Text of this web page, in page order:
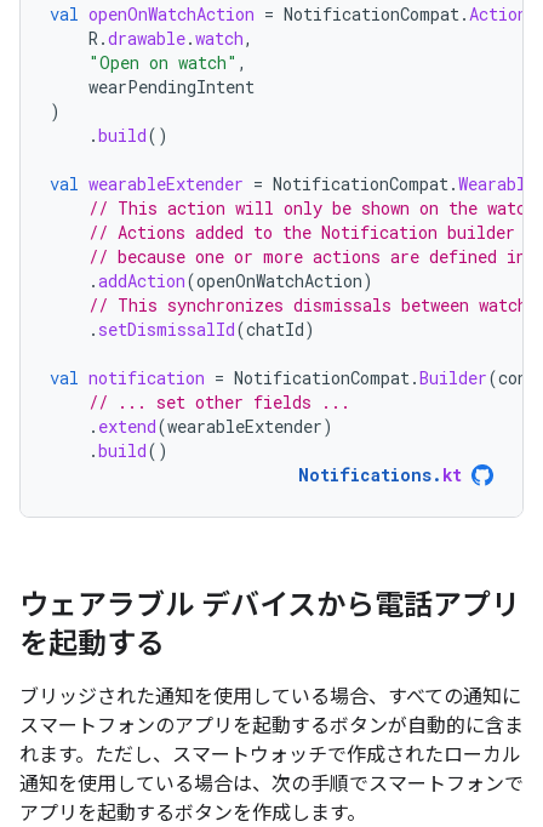
val openOnWatchAction = NotificationCompat.Action
R .drawable.watch,
"Open on watch" ,
wearPendingIntent
)
.build()
val wearableExtender = NotificationCompat.
// This action will only be shown on the
// Actions added to the Notification builder
// because one or more actions are defined in
.addAction(openOnWatchAction)
// This synchronizes dismissals between watch
. setDismissalId(chatId)
val notification = NotificationCompat.Builder(
// ... set other fields ...
. extend(wearableExtender)
.build()
Notifications. kt
ウェアラブル デバイスから電話アプリ
を起動する
ブリッジされた通知を使用している場合、すべての通知に
スマートフォンのアプリを起動するボタンが自動的に含ま
れます。ただし、スマートウォッチで作成されたローカル
通知を使用している場合は、次の手順でスマートフォンで
アプリを起動するボタンを作成します。